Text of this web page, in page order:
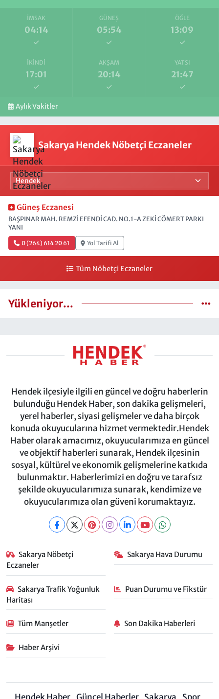
İMSAK
04:14
GÜNEŞ
05:54
ÖĞLE
13:09
İKINDI
17:01
AKŞAM
20:14
YATSI
21:47
Aylık Vakitler
Sakarya Hendek Nöbetçi Eczaneler
Güneş Eczanesi
BAŞPINAR MAH. REMZİ EFENDİ CAD. NO.1-A ZEKİ CÖMERT PARKI
YANI
0 (264) 614 20 61 Yol Tarifi Al
Tüm Nöbetçi Eczaneler
Yükleniyor...
Hendek ilçesiyle ilgili en güncel ve doğru haberlerin
bulunduğu Hendek Haber, son dakika gelişmeleri,
yerel haberler, siyasi gelişmeler ve daha birçok
konuda okuyucularına hizmet vermektedir.Hendek
Haber olarak amacımız, okuyucularımıza en güncel
ve objektif haberleri sunarak, Hendek ilçesinin
sosyal, kültürel ve ekonomik gelişmelerine katkıda
bulunmaktır. Haberlerimizi en doğru ve tarafsız
şekilde okuyucularımıza sunarak, kendimize ve
okuyucularımıza olan güveni korumaktayız.
Sakarya Nöbetçi
Eczaneler
Sakarya Hava Durumu
Sakarya Trafik Yoğunluk
Haritası
Puan Durumu ve Fikstür
Tüm Manşetler Son Dakika Haberleri
Haber Arşivi